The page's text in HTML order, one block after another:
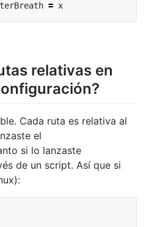
= x
relativas en
Cada ruta es relativa al
el
si lo lanzaste
de un script. Así que si